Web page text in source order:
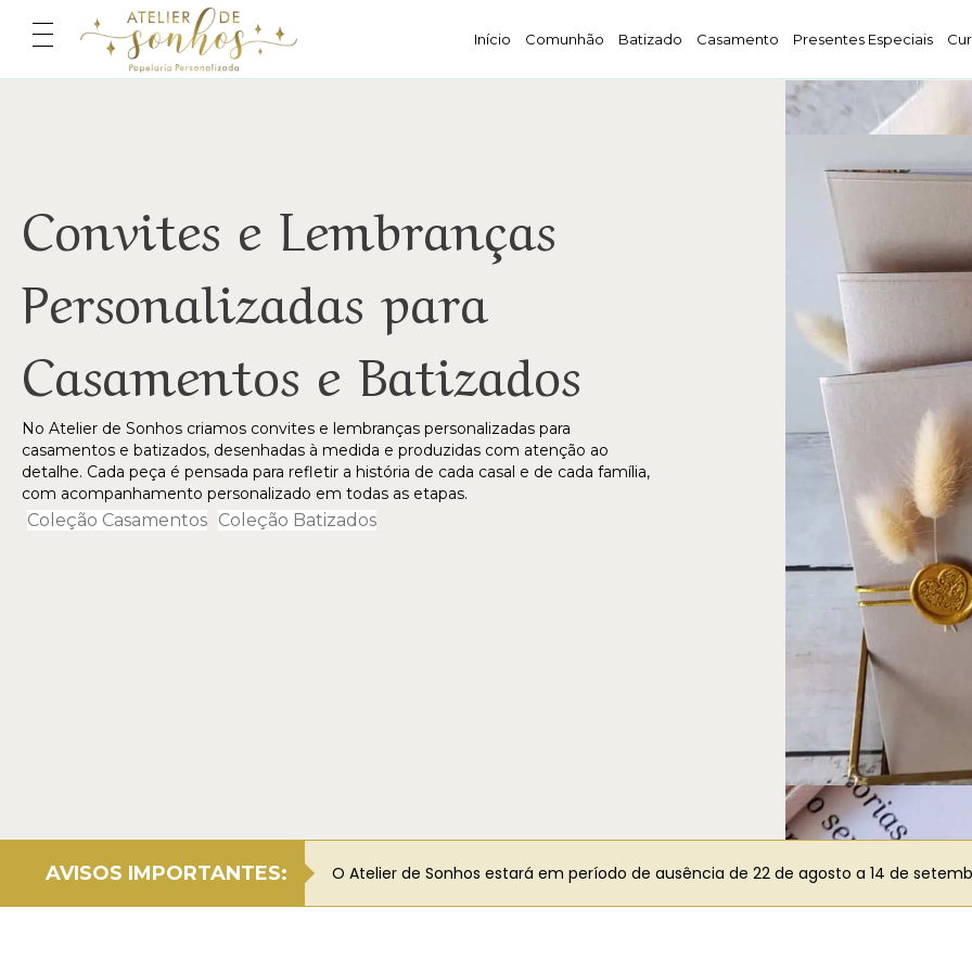
Início Comunhão Batizado Casamento Presentes Especiais
Convites e Lembranças
Personalizadas para
Casamentos e Batizados
No Atelier de Sonhos criamos convites e lembranças personalizadas para
casamentos e batizados, desenhadas à medida e produzidas com atenção ao
detalhe. Cada peça é pensada para refletir a história de cada casal e de cada família,
com acompanhamento personalizado em todas as etapas.
Coleção Casamentos Coleção Batizados
AVISOS IMPORTANTES: O Atelier de Sonhos estará em período de ausência de 22 de agosto a 14 de